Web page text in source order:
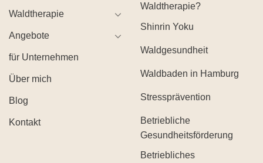
Waldtherapie
Angebote
für Unternehmen
Über mich
Blog
Kontakt
Waldtherapie?
Shinrin Yoku
Waldgesundheit
Waldbaden in Hamburg
Stressprävention
Betriebliche
Gesundheitsförderung
Betriebliches